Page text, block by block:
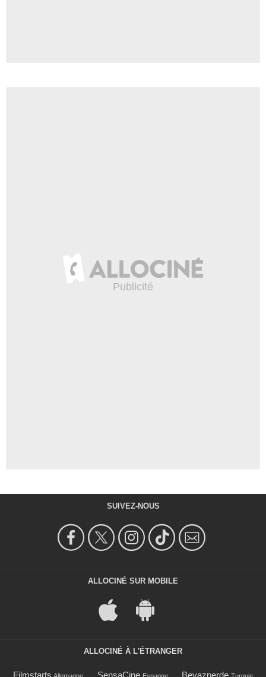
SUIVEZ-NOUS
ALLOCINÉ SUR MOBILE
ALLOCINÉ À L'ÉTRANGER
Filmstarts SensaCine Beyazperde